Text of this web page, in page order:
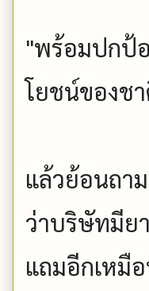
"พร้อมปกป้
โยชน์ของช
แล้วย้อนถา
ว่าบริษัทมีย
แถมอีกเหมื